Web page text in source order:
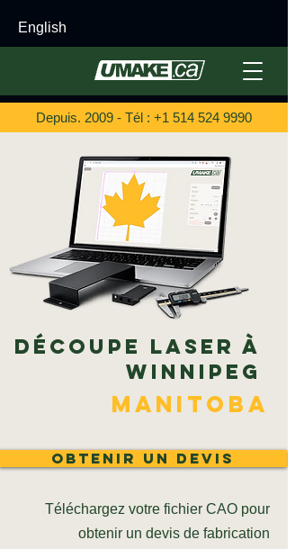
English
Depuis. 2009 - Tél : +1 514 524 9990
Découpe laser à
Winnipeg
Manitoba
Obtenir un devis
Téléchargez votre fichier CAO pour
obtenir un devis de fabrication